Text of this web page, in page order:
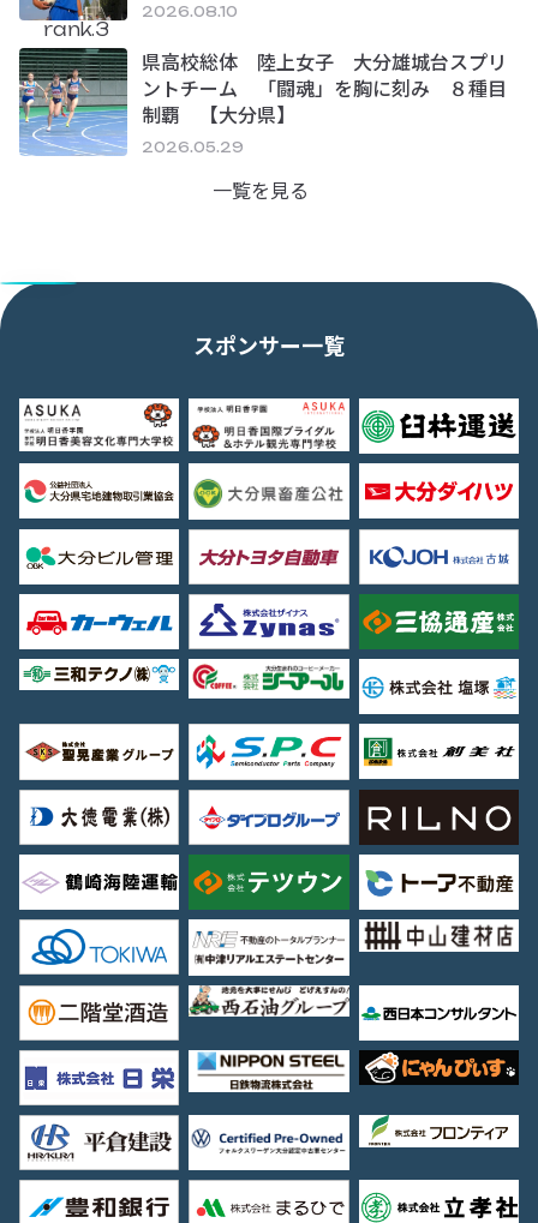
2026.08.10
rank.3
県高校総体 陸上女子 大分雄城台スプリ
ントチーム 「闘魂」を胸に刻み ８種目
制覇 【大分県】
2026.05.29
一覧を見る
スポンサー一覧